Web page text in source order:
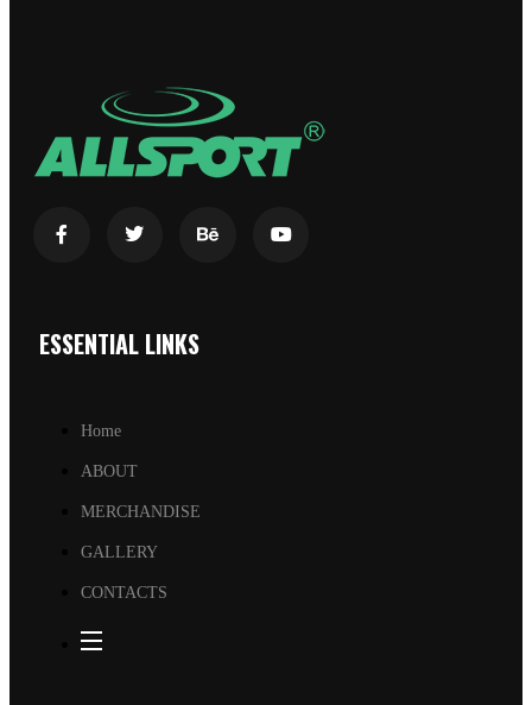
ESSENTIAL LINKS
Home
ABOUT
MERCHANDISE
GALLERY
CONTACTS